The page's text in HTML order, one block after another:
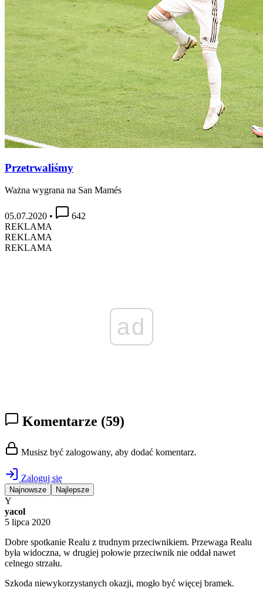
Przetrwaliśmy
Ważna wygrana na San Mamés
05.07.2020 •
642
REKLAMA
REKLAMA
REKLAMA
ad
Komentarze (59)
Musisz być zalogowany, aby dodać komentarz.
Zaloguj się
Najnowsze Najlepsze
Y
yacol
5 lipca 2020
Dobre spotkanie Realu z trudnym przeciwnikiem. Przewaga Realu
była widoczna, w drugiej połowie przeciwnik nie oddał nawet
celnego strzału.
Szkoda niewykorzystanych okazji, mogło być więcej bramek.